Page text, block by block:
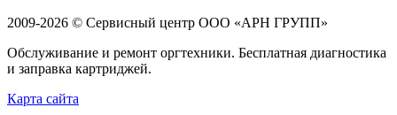
2009-2026 © Сервисный центр ООО «АРН ГРУПП»
Обслуживание и ремонт оргтехники. Бесплатная диагностика
и заправка картриджей.
Карта сайта